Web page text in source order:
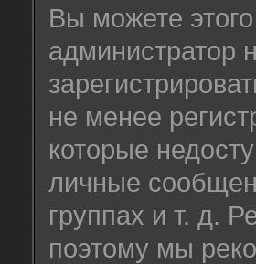
Вы можете
администратор
не менее
которые
личные
группах и т. д.
поэтому мы